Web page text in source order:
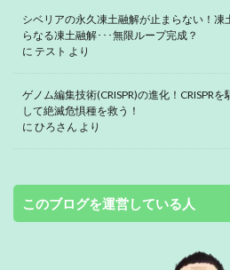
シベリアの永久凍土融解が止まらない！
らなる凍土融解･･･無限ループ完成？
に テスト より
ゲノム編集技術(CRISPR)の進化！CRISPR
して絶滅危惧種を救う！
に ひろさん より
このブログを運営している人